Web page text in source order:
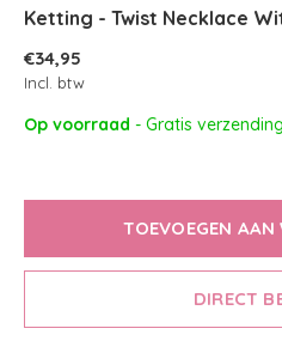
Ketting - Twist Necklace
€34,95
Incl. btw
Op voorraad - Gratis verzending
TOEVOEGEN AAN
DIRECT